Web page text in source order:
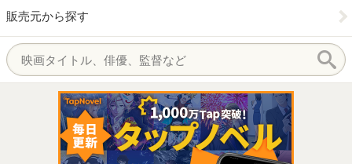
販売元から探す